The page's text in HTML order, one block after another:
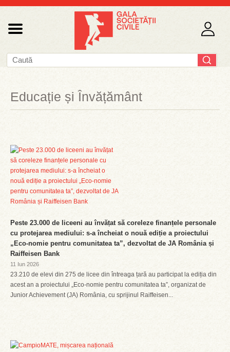
Educație și Învățământ
Peste 23.000 de liceeni au învățat să coreleze finanțele personale
cu protejarea mediului: s-a încheiat o nouă ediție a proiectului
„Eco-nomie pentru comunitatea ta”, dezvoltat de JA România și
Raiffeisen Bank
11 Iun 2026
23.210 de elevi din 275 de licee din întreaga țară au participat la ediția din
acest an a proiectului „Eco-nomie pentru comunitatea ta”, organizat de
Junior Achievement (JA) România, cu sprijinul Raiffeisen...